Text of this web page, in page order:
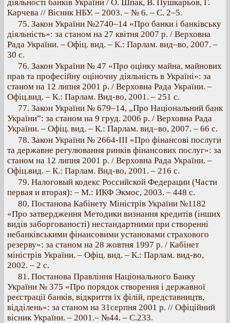
діяльності банків України / О. Шпак, В. Пушкарьов, Г.
Карчева // Вісник НБУ. – 2003. – № 6. – С. 2–5.
75. Закон України №2740–14 «Про банки і банківську
діяльність»: за станом на 27 квітня 2007 р. / Верховна
Рада України. – Офіц. вид. – К.: Парлам. вид–во, 2007. –
30 с.
76. Закон України № 47 «Про оцінку майна, майнових
прав та професійну оціночну діяльність в Україні»: за
станом на 12 липня 2001 р. / Верховна Рада України. –
Офіц.вид. – К.: Парлам. Вид-во, 2001. – 251 с.
77. Закон України № 679–14, „Про Національний банк
України”: за станом на 9 груд. 2006 р. / Верховна Рада
України. – Офіц. вид. – К.: Парлам. вид–во, 2007. – 66 с.
78. Закон України № 2664-III «Про фінансові послуги
та державне регулювання ринків фінансових послуг»: за
станом на 12 липня 2001 р. / Верховна Рада України. –
Офіц.вид. – К.: Парлам. Вид-во, 2001. – 216 с.
79. Налоговый кодекс Российской Федерации (Части
первая и вторая): – М.: ИКФ Экмос, 2003. – 448 с.
80. Постанова Кабінету Міністрів України №1182
«Про затвердження Методики визнання кредитів (інших
видів заборгованості) нестандартними при створенні
небанківськими фінансовими установами страхового
резерву»: за станом на 28 жовтня 1997 р. / Кабінет
міністрів України. – Офіц. вид. – К.: Парлам. вид-во,
2002. – 2 с.
81. Постанова Правління Національного Банку
України № 375 «Про порядок створення і державної
реєстрації банків, відкриття їх філій, представництв,
відділень»: за станом на 31серпня 2001 р. // Офіційний
вісник України. – 2001.– №44. – С.233.